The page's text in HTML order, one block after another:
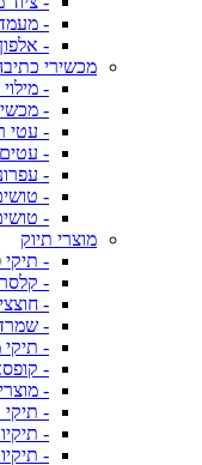
-
-
מכשירי
-
-
- עטי
-
-
-
-
מוצרי תיוק
- תיקי
-
-
-
- תיקי
-
-
- תיקי
-
-